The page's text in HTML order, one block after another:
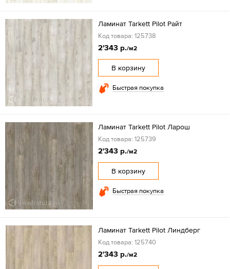
Ламинат Tarkett Pilot Райт
Код товара: 125738
2'343 р./м2
В корзину
Быстрая покупка
Ламинат Tarkett Pilot Ларош
Код товара: 125739
2'343 р./м2
В корзину
Быстрая покупка
Ламинат Tarkett Pilot Линдберг
Код товара: 125740
2'343 р./м2